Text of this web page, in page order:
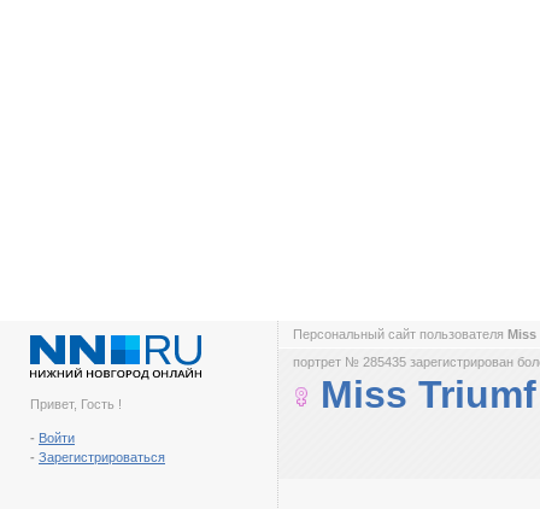
Привет, Гость !
- Войти
- Зарегистрироваться
Персональный сайт пользователя
портрет № 285435 зарегистрирован
Miss Triumf